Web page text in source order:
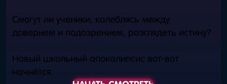
Смогут ли ученики, колеблясь между
доверием и подозрением, разглядеть истину?
Новый школьный апокалипсис вот-вот
начнётся.